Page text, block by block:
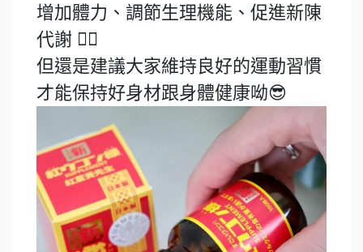
增加體力、調節生理機能、促進新陳
代謝 👍🏻
但還是建議大家維持良好的運動習慣
才能保持好身材跟身體健康呦😎